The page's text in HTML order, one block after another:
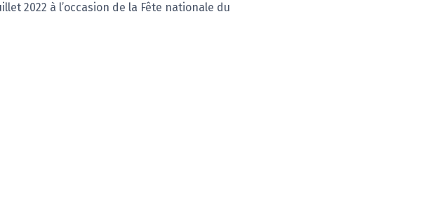
2022 à l’occasion de la Fête nationale du